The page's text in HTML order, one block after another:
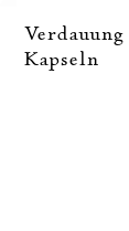
Verdauung
Kapseln